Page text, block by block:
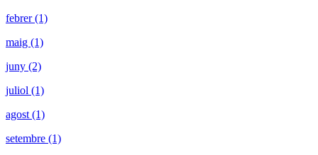
febrer (1)
maig (1)
juny (2)
juliol (1)
agost (1)
setembre (1)